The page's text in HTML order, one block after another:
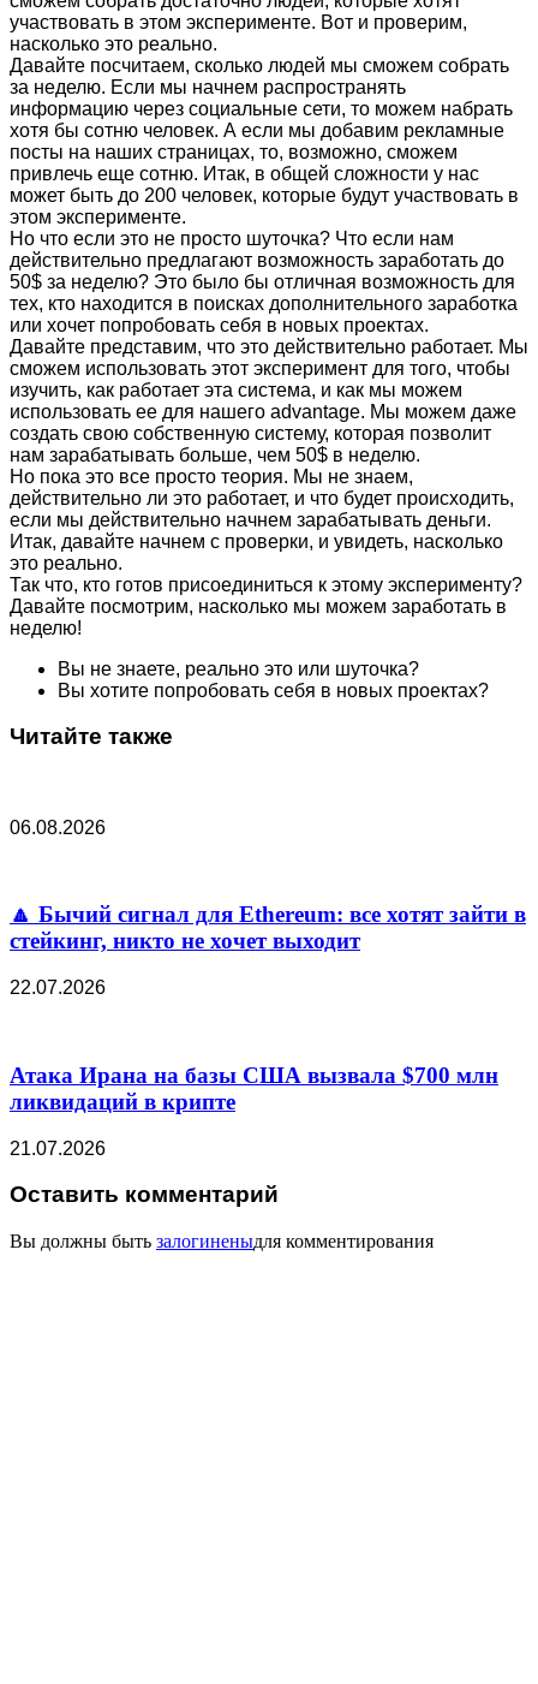
участвовать в этом эксперименте. Вот и проверим,
насколько это реально.
Давайте посчитаем, сколько людей мы сможем собрать
за неделю. Если мы начнем распространять
информацию через социальные сети, то можем набрать
хотя бы сотню человек. А если мы добавим рекламные
посты на наших страницах, то, возможно, сможем
привлечь еще сотню. Итак, в общей сложности у нас
может быть до 200 человек, которые будут участвовать в
этом эксперименте.
Но что если это не просто шуточка? Что если нам
действительно предлагают возможность заработать до
50$ за неделю? Это было бы отличная возможность для
тех, кто находится в поисках дополнительного заработка
или хочет попробовать себя в новых проектах.
Давайте представим, что это действительно работает. Мы
сможем использовать этот эксперимент для того, чтобы
изучить, как работает эта система, и как мы можем
использовать ее для нашего advantage. Мы можем даже
создать свою собственную систему, которая позволит
нам зарабатывать больше, чем 50$ в неделю.
Но пока это все просто теория. Мы не знаем,
действительно ли это работает, и что будет происходить,
если мы действительно начнем зарабатывать деньги.
Итак, давайте начнем с проверки, и увидеть, насколько
это реально.
Так что, кто готов присоединиться к этому эксперименту?
Давайте посмотрим, насколько мы можем заработать в
неделю!
Вы не знаете, реально это или шуточка?
Вы хотите попробовать себя в новых проектах?
Читайте также
06.08.2026
🔼 Бычий сигнал для Ethereum: все хотят зайти в
стейкинг, никто не хочет выходит
22.07.2026
Атака Ирана на базы США вызвала $700 млн
ликвидаций в крипте
21.07.2026
Оставить комментарий
Вы должны быть залогиненыдля комментирования